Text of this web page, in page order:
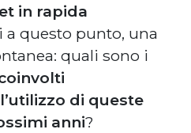
in rapida
a questo punto, una
quali sono i
di queste
anni?